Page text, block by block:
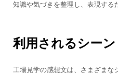
知識や気づきを整理し、表現する
利用されるシーン
工場見学の感想文は、さまざまな